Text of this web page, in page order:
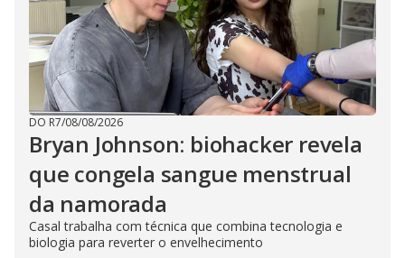
DO R7/08/08/2026
Bryan Johnson: biohacker revela
que congela sangue menstrual
da namorada
Casal trabalha com técnica que combina tecnologia e
biologia para reverter o envelhecimento